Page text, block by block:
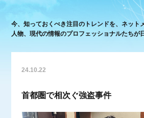
今、知っておくべき注目のトレンドを、ネット
人物、現代の情報のプロフェッショナルたちが
24.10.22
首都圏で相次ぐ強盗事件